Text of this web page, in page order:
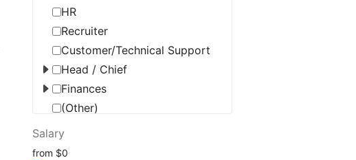
HR
Recruiter
Customer/Technical Support
Head / Chief
Finances
(Other)
Salary
from